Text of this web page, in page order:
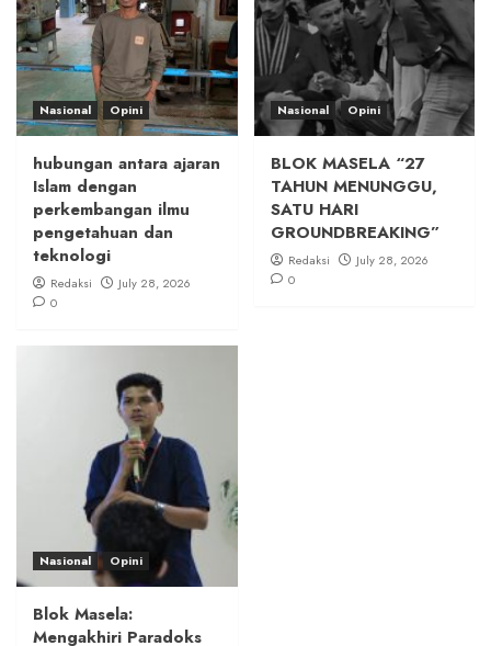
Nasional Opini
hubungan antara ajaran
Islam dengan
perkembangan ilmu
pengetahuan dan
teknologi
Redaksi
July 28, 2026
0
Nasional Opini
BLOK MASELA “27
TAHUN MENUNGGU,
SATU HARI
GROUNDBREAKING”
Redaksi
July 28, 2026
0
Nasional Opini
Blok Masela:
Mengakhiri Paradoks